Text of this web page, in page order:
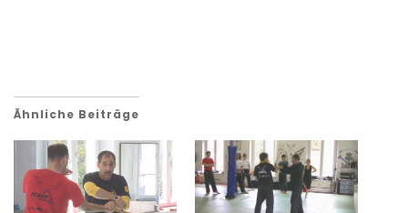
Ähnliche Beiträge